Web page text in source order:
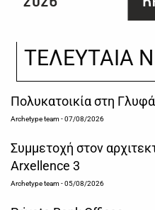
ΤΕΛΕΥΤΑΙΑ
Πολυκατοικία στη
Archetype team- 07/08/2026
Συμμετοχή στον
Arxellence 3
Archetype team- 05/08/2026